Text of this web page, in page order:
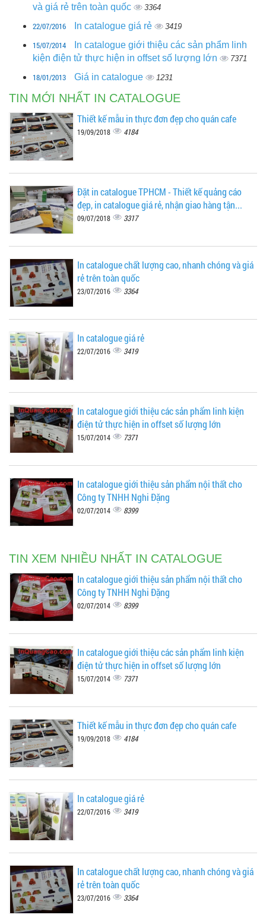
và giá rẻ trên toàn quốc 3364
22/07/2016 In catalogue giá rẻ 3419
15/07/2014
In catalogue giới thiệu các sản phẩm linh
kiện điện tử thực hiện in offset số lượng lớn
7371
18/01/2013 Giá in catalogue 1231
TIN MỚI NHẤT IN CATALOGUE
Thiết kế mẫu in thực đơn đẹp cho quán cafe
19/09/2018 4184
Đặt in catalogue TPHCM - Thiết kế quảng cáo
đẹp, in catalogue giá rẻ, nhận giao hàng tận...
09/07/2018 3317
In catalogue chất lượng cao, nhanh chóng và giá
rẻ trên toàn quốc
23/07/2016 3364
In catalogue giá rẻ
22/07/2016 3419
In catalogue giới thiệu các sản phẩm linh kiện
điện tử thực hiện in offset số lượng lớn
15/07/2014 7371
In catalogue giới thiệu sản phẩm nội thất cho
Công ty TNHH Nghi Đặng
02/07/2014 8399
TIN XEM NHIỀU NHẤT IN CATALOGUE
In catalogue giới thiệu sản phẩm nội thất cho
Công ty TNHH Nghi Đặng
02/07/2014 8399
In catalogue giới thiệu các sản phẩm linh kiện
điện tử thực hiện in offset số lượng lớn
15/07/2014 7371
Thiết kế mẫu in thực đơn đẹp cho quán cafe
19/09/2018 4184
In catalogue giá rẻ
22/07/2016 3419
In catalogue chất lượng cao, nhanh chóng và giá
rẻ trên toàn quốc
23/07/2016 3364